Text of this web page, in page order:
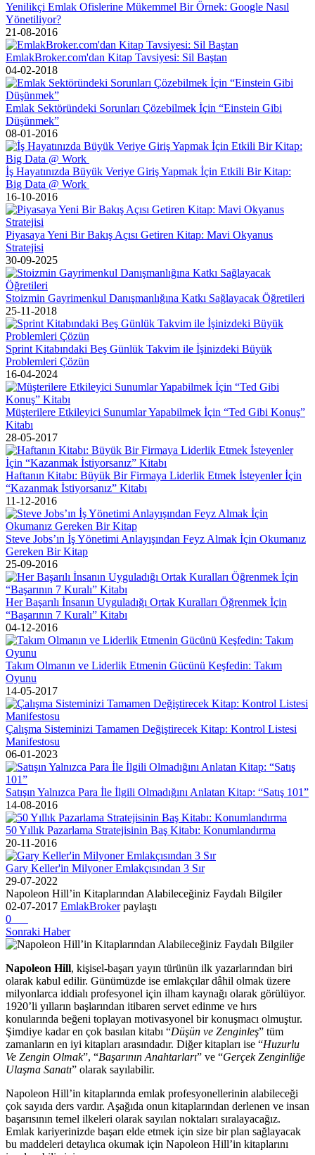
Yenilikçi Emlak Ofislerine Mükemmel Bir Örnek: Google Nasıl
Yönetiliyor?
21-08-2016
EmlakBroker.com'dan Kitap Tavsiyesi: Sil Baştan
04-02-2018
Emlak Sektöründeki Sorunları Çözebilmek İçin “Einstein Gibi
Düşünmek”
08-01-2016
İş Hayatınızda Büyük Veriye Giriş Yapmak İçin Etkili Bir Kitap:
Big Data @ Work
16-10-2016
Piyasaya Yeni Bir Bakış Açısı Getiren Kitap: Mavi Okyanus
Stratejisi
30-09-2025
Stoizmin Gayrimenkul Danışmanlığına Katkı Sağlayacak Öğretileri
25-11-2018
Sprint Kitabındaki Beş Günlük Takvim ile İşinizdeki Büyük
Problemleri Çözün
16-04-2024
Müşterilere Etkileyici Sunumlar Yapabilmek İçin “Ted Gibi Konuş”
Kitabı
28-05-2017
Haftanın Kitabı: Büyük Bir Firmaya Liderlik Etmek İsteyenler İçin
“Kazanmak İstiyorsanız” Kitabı
11-12-2016
Steve Jobs’ın İş Yönetimi Anlayışından Feyz Almak İçin Okumanız
Gereken Bir Kitap
25-09-2016
Her Başarılı İnsanın Uyguladığı Ortak Kuralları Öğrenmek İçin
“Başarının 7 Kuralı” Kitabı
04-12-2016
Takım Olmanın ve Liderlik Etmenin Gücünü Keşfedin: Takım
Oyunu
14-05-2017
Çalışma Sisteminizi Tamamen Değiştirecek Kitap: Kontrol Listesi
Manifestosu
06-01-2023
Satışın Yalnızca Para İle İlgili Olmadığını Anlatan Kitap: “Satış 101”
14-08-2016
50 Yıllık Pazarlama Stratejisinin Baş Kitabı: Konumlandırma
20-11-2016
Gary Keller'in Milyoner Emlakçısından 3 Sır
29-07-2022
Napoleon Hill’in Kitaplarından Alabileceğiniz Faydalı Bilgiler
02-07-2017 EmlakBroker paylaştı
0
Sonraki Haber
Napoleon Hill, kişisel-başarı yayın türünün ilk yazarlarından biri
olarak kabul edilir. Günümüzde ise emlakçılar dâhil olmak üzere
milyonlarca iddialı profesyonel için ilham kaynağı olarak görülüyor.
1920’li yılların başlarından itibaren servet edinme ve hırs
konularında beğeni toplayan motivasyonel bir konuşmacı olmuştur.
Şimdiye kadar en çok basılan kitabı “Düşün ve Zenginleş” tüm
zamanların en iyi kitapları arasındadır. Diğer kitapları ise “Huzurlu
Ve Zengin Olmak”, “Başarının Anahtarları” ve “Gerçek Zenginliğe
Ulaşma Sanatı” olarak sayılabilir.
Napoleon Hill’in kitaplarında emlak profesyonellerinin alabileceği
çok sayıda ders vardır. Aşağıda onun kitaplarından derlenen ve insan
başarısının temel ilkeleri olarak sayılan noktaları sıralayacağız.
Emlak kariyerinizde başarı elde etmek için size bir plan sağlayacak
bu maddeleri detaylıca okumak için Napoleon Hill’in kitaplarını